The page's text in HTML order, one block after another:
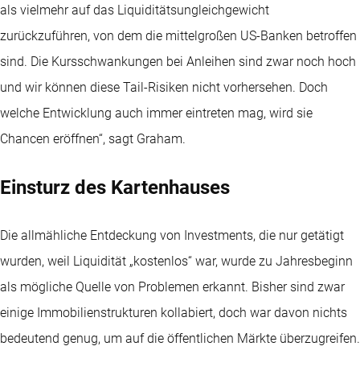
als vielmehr auf das Liquiditätsungleichgewicht
zurückzuführen, von dem die mittelgroßen US-Banken betroffen
sind. Die Kursschwankungen bei Anleihen sind zwar noch hoch
und wir können diese Tail-Risiken nicht vorhersehen. Doch
welche Entwicklung auch immer eintreten mag, wird sie
Chancen eröffnen“, sagt Graham.
Einsturz des Kartenhauses
Die allmähliche Entdeckung von Investments, die nur getätigt
wurden, weil Liquidität „kostenlos“ war, wurde zu Jahresbeginn
als mögliche Quelle von Problemen erkannt. Bisher sind zwar
einige Immobilienstrukturen kollabiert, doch war davon nichts
bedeutend genug, um auf die öffentlichen Märkte überzugreifen.